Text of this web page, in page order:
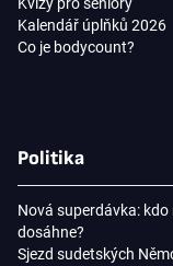
Kalendář úplňků 2026
Co je bodycount?
Politika
Nová superdávka: kdo
dosáhne?
Sjezd sudetských